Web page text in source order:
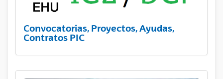
Convocatorias, Proyectos, Ayudas,
Contratos PIC